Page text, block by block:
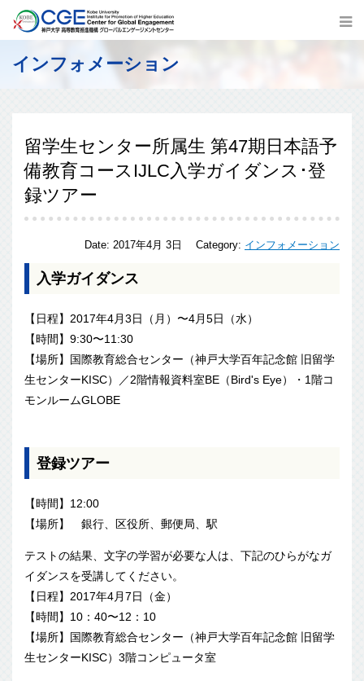
インフォメーション
留学生センター所属生 第47期日本語予
備教育コースIJLC入学ガイダンス･登
録ツアー
Date:2017年4月 3日 Category: インフォメーション
入学ガイダンス
【日程】2017年4月3日（月）〜4月5日（水）
【時間】9:30〜11:30
【場所】国際教育総合センター（神戸大学百年記念館 旧留学
生センターKISC）／2階情報資料室BE（Bird's Eye）・1階コ
モンルームGLOBE
登録ツアー
【時間】12:00
【場所】 銀行、区役所、郵便局、駅
テストの結果、文字の学習が必要な人は、下記のひらがなガ
イダンスを受講してください。
【日程】2017年4月7日（金）
【時間】10：40〜12：10
【場所】国際教育総合センター（神戸大学百年記念館 旧留学
生センターKISC）3階コンピュータ室